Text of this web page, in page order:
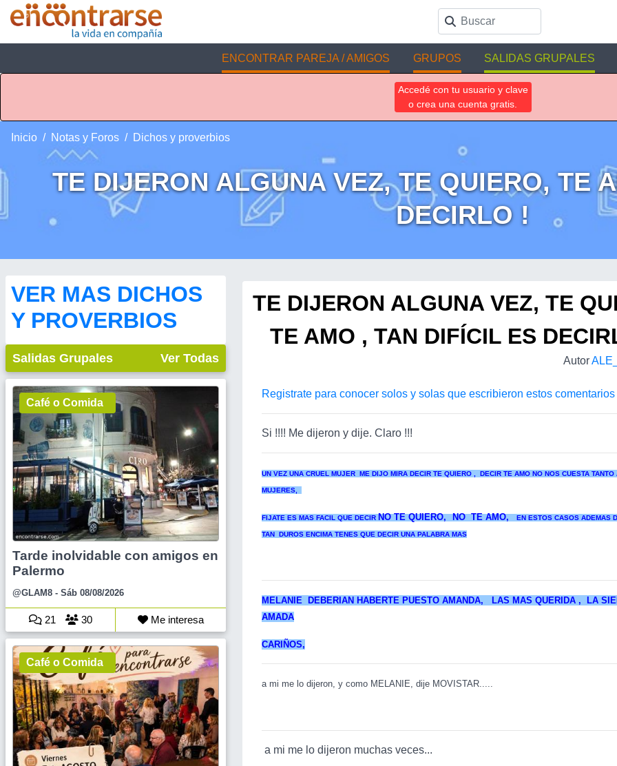
ENCONTRAR PAREJA / AMIGOS GRUPOS SALIDAS GRUPALES
Accedé con tu usuario y clave
o crea una cuenta gratis.
Inicio Notas y Foros Dichos y proverbios
TE DIJERON ALGUNA VEZ, TE QUIERO, TE
DECIRLO !
VER MAS DICHOS
Y PROVERBIOS
Salidas Grupales Ver Todas
Café o Comida
Tarde inolvidable con amigos en
Palermo
@GLAM8 - Sáb 08/08/2026
21 30 Me interesa
Café o Comida
TE DIJERON ALGUNA VEZ, TE
TE AMO , TAN DIFÍCIL ES
Autor
Registrate para conocer solos y solas que escribieron estos comentarios
Si !!!! Me dijeron y dije. Claro !!!
UN VEZ UNA CRUEL MUJER ME DIJO MIRA DECIR TE QUIERO , DECIR TE AMO NO NOS CUESTA TANTO
MUJERES,
FIJATE ES MAS FACIL QUE DECIR NO TE QUIERO, NO TE AMO, EN ESTOS CASOS ADEMAS
TAN DUROS ENCIMA TENES QUE DECIR UNA PALABRA MAS
MELANIE DEBERIAN HABERTE PUESTO AMANDA, LAS MAS QUERIDA , LA
AMADA
CARIÑOS,
a mi me lo dijeron, y como MELANIE, dije MOVISTAR.....
a mi me lo dijeron muchas veces...